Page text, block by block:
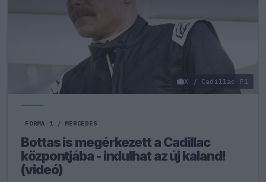
X / Cadillac F1
FORMA-1 / MERCEDES
Bottas is megérkezett a Cadillac
központjába - indulhat az új kaland!
(videó)